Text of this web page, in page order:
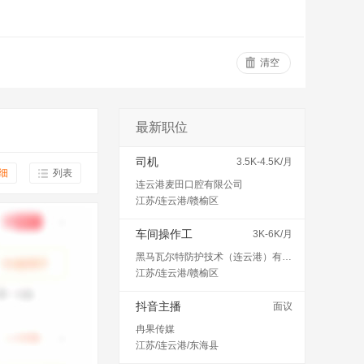
清空
列表
最新职位
司机
3.5K-4.5K/月
连云港麦田口腔有限公司
江苏/连云港/赣榆区
车间操作工
3K-6K/月
黑马瓦尔特防护技术（连云港）有限公司
江苏/连云港/赣榆区
抖音主播
面议
冉果传媒
江苏/连云港/东海县